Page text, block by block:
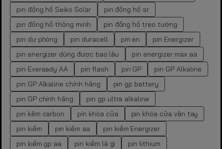
pin đồng hồ Seiko Solar
pin đồng hồ sr
pin đồng hồ thông minh
pin đồng hồ treo tường
pin dự phòng
pin duracell pin en
pin Energizer
pin energizer dùng được bao lâu
pin energizer max aa
pin Eveready AA
pin flash pin GP
pin GP Alkaline
pin GP Alkaline chính hãng
pin gp battery
pin GP chính hãng
pin gp ultra alkaline
pin kẽm carbon
pin khóa cửa
pin khóa cửa vân tay
pin kiềm
pin kiềm aa
pin kiềm Energizer
pin kiềm gp aa
pin kiềm là gì
pin lithium